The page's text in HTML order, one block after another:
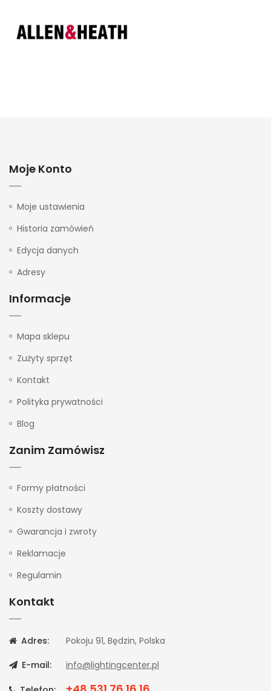
Moje Konto
Moje ustawienia
Historia zamówień
Edycja danych
Adresy
Informacje
Mapa sklepu
Zużyty sprzęt
Kontakt
Polityka prywatności
Blog
Zanim Zamówisz
Formy płatności
Koszty dostawy
Gwarancja i zwroty
Reklamacje
Regulamin
Kontakt
Adres:
Pokoju 91, Będzin, Polska
E-mail:
info@lightingcenter.pl